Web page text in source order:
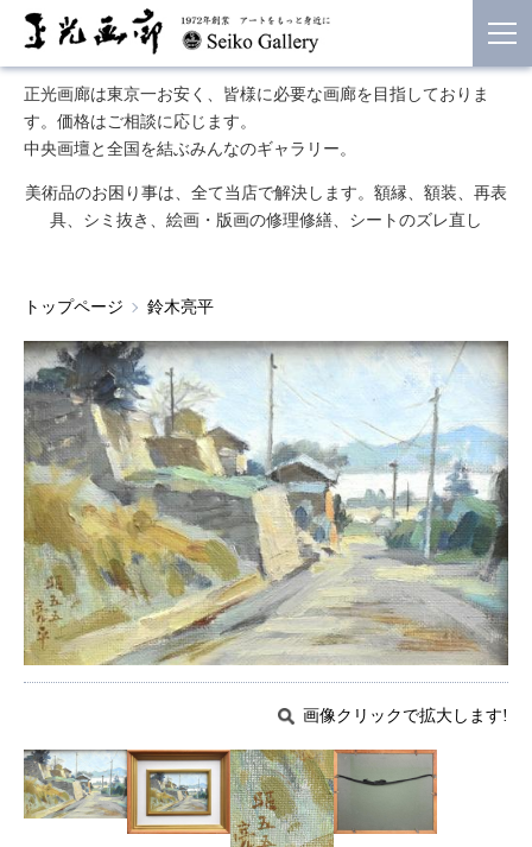
正光画廊は東京一お安く、皆様に必要な画廊を目指しておりま
す。価格はご相談に応じます。
中央画壇と全国を結ぶみんなのギャラリー。
美術品のお困り事は、全て当店で解決します。額縁、額装、再表
具、シミ抜き、絵画・版画の修理修繕、シートのズレ直し
トップページ 鈴木亮平
画像クリックで拡大します!